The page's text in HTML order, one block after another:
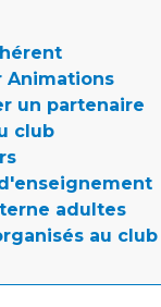
Animations
un partenaire
club
adultes
au club